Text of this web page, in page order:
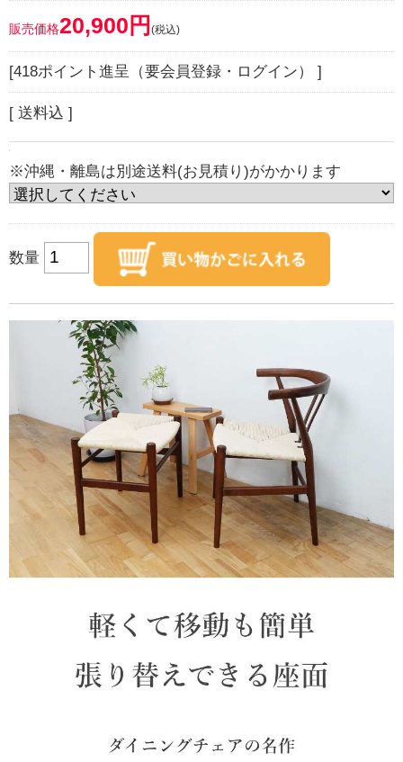
販売価格20,900円 (税込)
[418ポイント進呈（要会員登録・ログイン） ]
[ 送料込 ]
※沖縄・離島は別途送料(お見積り)がかかります
数量